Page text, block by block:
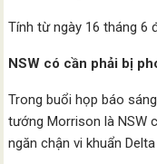
Tính từ ngày 16 tháng 6
NSW có cần phải bị
Trong buổi họp báo
tướng Morrison là NSW
ngăn chận vi khuẩn